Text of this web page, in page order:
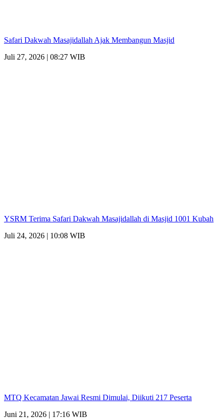
Safari Dakwah Masajidallah Ajak Membangun Masjid
Juli 27, 2026 | 08:27 WIB
YSRM Terima Safari Dakwah Masajidallah di Masjid 1001 Kubah
Juli 24, 2026 | 10:08 WIB
MTQ Kecamatan Jawai Resmi Dimulai, Diikuti 217 Peserta
Juni 21, 2026 | 17:16 WIB